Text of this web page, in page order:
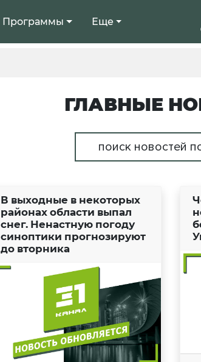
Программы Еще
ГЛАВНЫЕ
поиск новостей
В выходные в некоторых
районах области выпал
снег. Ненастную погоду
синоптики прогнозируют
до вторника